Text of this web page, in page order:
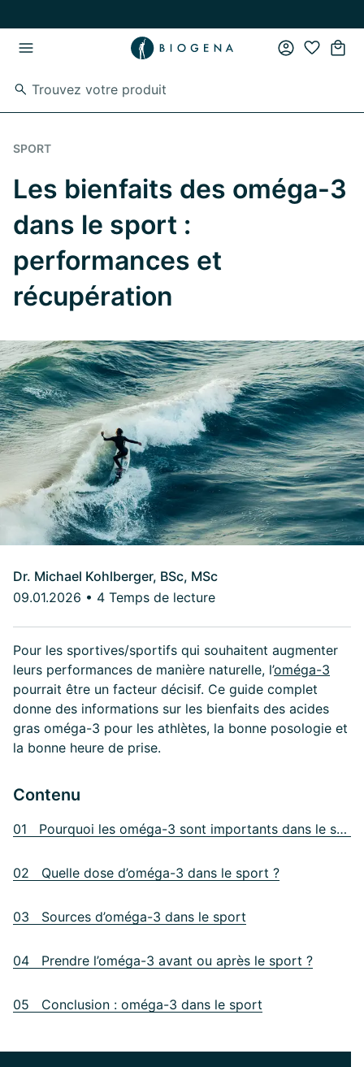
SPORT
Les bienfaits des oméga-3
dans le sport :
performances et
récupération
Dr. Michael Kohlberger, BSc, MSc
09.01.2026 • 4 Temps de lecture
Pour les sportives/sportifs qui souhaitent augmenter
leurs performances de manière naturelle, l’oméga-3
pourrait être un facteur décisif. Ce guide complet
donne des informations sur les bienfaits des acides
gras oméga-3 pour les athlètes, la bonne posologie et
la bonne heure de prise.
Contenu
01 Pourquoi les oméga-3 sont importants dans le sport
02 Quelle dose d’oméga-3 dans le sport ?
03 Sources d’oméga-3 dans le sport
04 Prendre l’oméga-3 avant ou après le sport ?
05 Conclusion : oméga-3 dans le sport